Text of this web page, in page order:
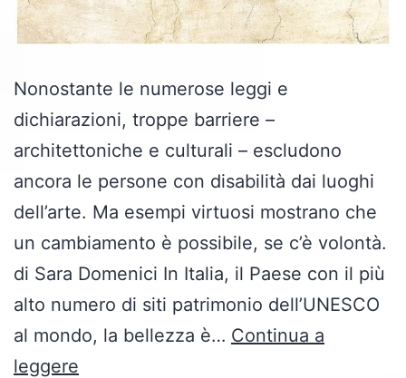
Nonostante le numerose leggi e
dichiarazioni, troppe barriere –
architettoniche e culturali – escludono
ancora le persone con disabilità dai luoghi
dell’arte. Ma esempi virtuosi mostrano che
un cambiamento è possibile, se c’è volontà.
di Sara Domenici In Italia, il Paese con il più
alto numero di siti patrimonio dell’UNESCO
al mondo, la bellezza è… Continua a
leggere